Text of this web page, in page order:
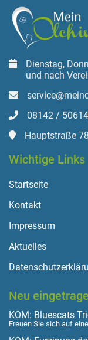
Dienstag,
und nach
08142 /
Hauptstraße
Wichtige Links
Startseite
Kontakt
Impressum
Aktuelles
Neu
KOM: Bluescats
Freuen Sie sich auf